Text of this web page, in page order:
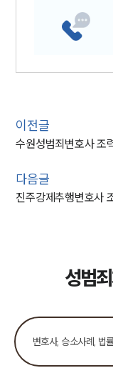
이전글
다음글
성범